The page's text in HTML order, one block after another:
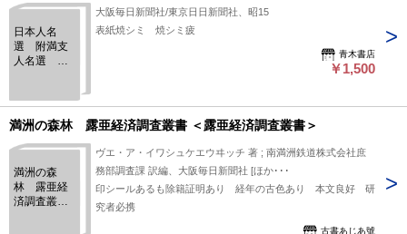
日本人名
選 附満支
人名選 昭
大阪毎日新聞社/東京日日新聞社、昭15
表紙焼シミ 焼シミ疲
青木書店
￥1,500
満洲の森林 露亜経済調査叢書 ＜露亜経済調査叢書＞
満洲の森
林 露亜経
済調査叢書
ヴエ・ア・イワシュケエウヰッチ 著 ; 南満洲鉄道株式会社庶
務部調査課 訳編、大阪毎日新聞社 [ほか･･･
印シールあるも除籍証明あり 経年の古色あり 本文良好 研
究者必携
古書あじあ號